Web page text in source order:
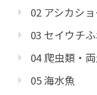
02 アシカショ
03 セイウチ
04 爬虫類・
05 海水魚